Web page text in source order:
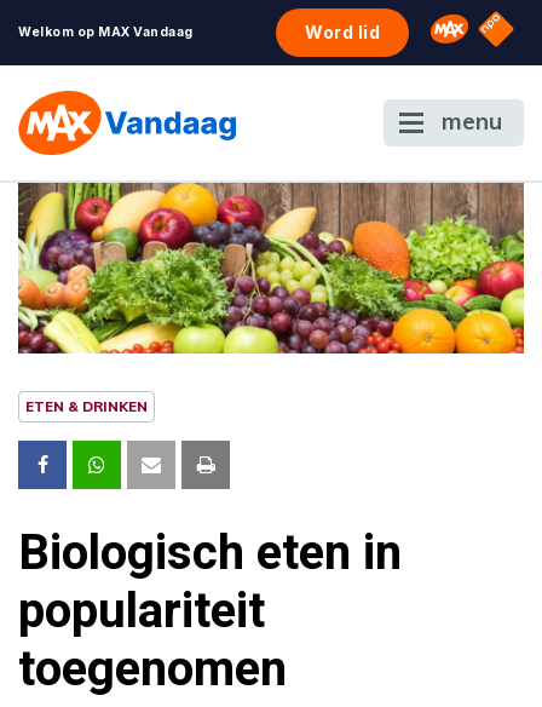
Welkom op MAX Vandaag Word lid Omroep
NPO
menu
ETEN & DRINKEN
Biologisch eten in
populariteit
toegenomen